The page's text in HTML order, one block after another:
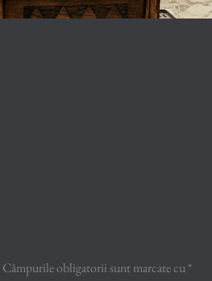
Câmpurile obligatorii sunt marcate cu*